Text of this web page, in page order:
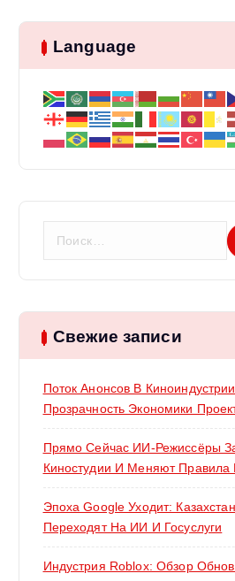
Language
и
: Свежие записи
Поток Анонсов В
Прозрачность Экономики
Прямо Сейчас ИИ-Режиссёры
Киностудии И Меняют Правила
Эпоха Google Уходит:
Переходят На ИИ И Госуслуги
Индустрия Roblox: Обзор